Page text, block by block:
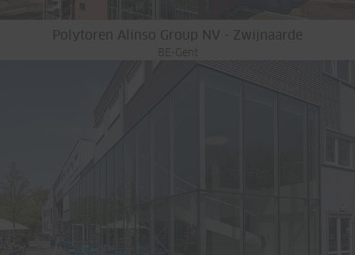
Polytoren Alinso Group NV - Zwijnaarde
BE-Gent